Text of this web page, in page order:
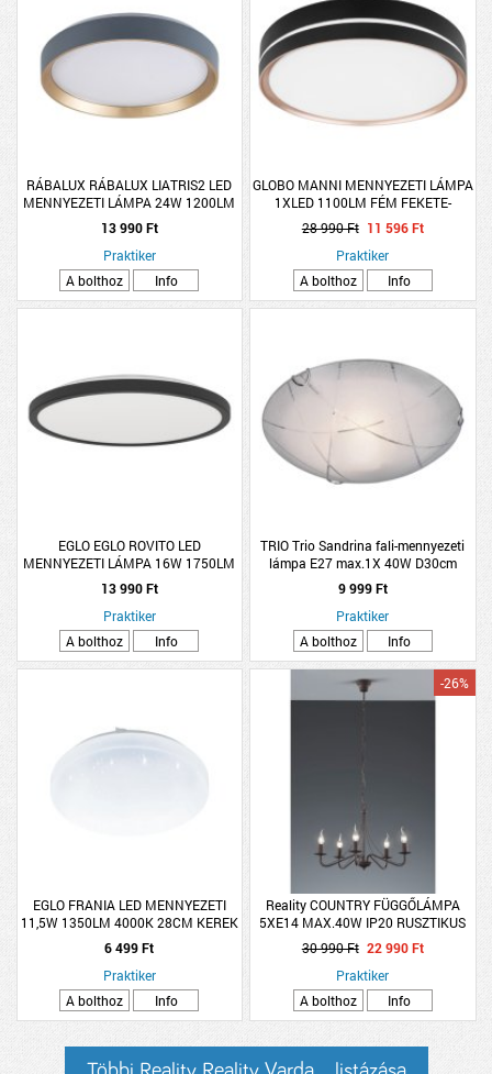
RÁBALUX RÁBALUX LIATRIS2 LED
MENNYEZETI LÁMPA 24W 1200LM
3000K IP20 38,5CM SZÜRKE
13 990 Ft
Praktiker
A bolthoz
Info
GLOBO MANNI MENNYEZETI LÁMPA
1XLED 1100LM FÉM FEKETE-
BRONZ,2700-6500K
28 990 Ft 11 596 Ft
Praktiker
A bolthoz
Info
EGLO EGLO ROVITO LED
MENNYEZETI LÁMPA 16W 1750LM
2700-6500K IP44 30CM FEKETE
13 990 Ft
Praktiker
A bolthoz
Info
TRIO Trio Sandrina fali-mennyezeti
lámpa E27 max.1X 40W D30cm
H9cm üveg fehér
9 999 Ft
Praktiker
A bolthoz
Info
EGLO FRANIA LED MENNYEZETI
11,5W 1350LM 4000K 28CM KEREK
KRISTÁLY HATÁS
6 499 Ft
Praktiker
A bolthoz
Info
Reality COUNTRY FÜGGŐLÁMPA
5XE14 MAX.40W IP20 RUSZTIKUS
-26%
30 990 Ft 22 990 Ft
Praktiker
A bolthoz
Info